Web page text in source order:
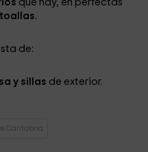
que hay, en perfectas
toallas.
de:
y sillas de exterior.
Cantabria